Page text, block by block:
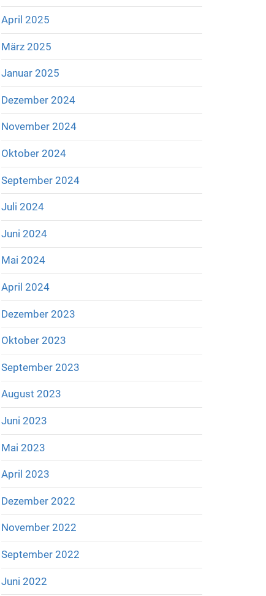
April 2025
März 2025
Januar 2025
Dezember 2024
November 2024
Oktober 2024
September 2024
Juli 2024
Juni 2024
Mai 2024
April 2024
Dezember 2023
Oktober 2023
September 2023
August 2023
Juni 2023
Mai 2023
April 2023
Dezember 2022
November 2022
September 2022
Juni 2022